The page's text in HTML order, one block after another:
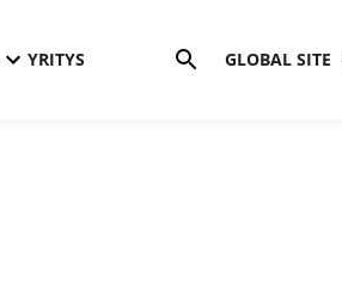
YRITYS Hae GLOBAL SITE